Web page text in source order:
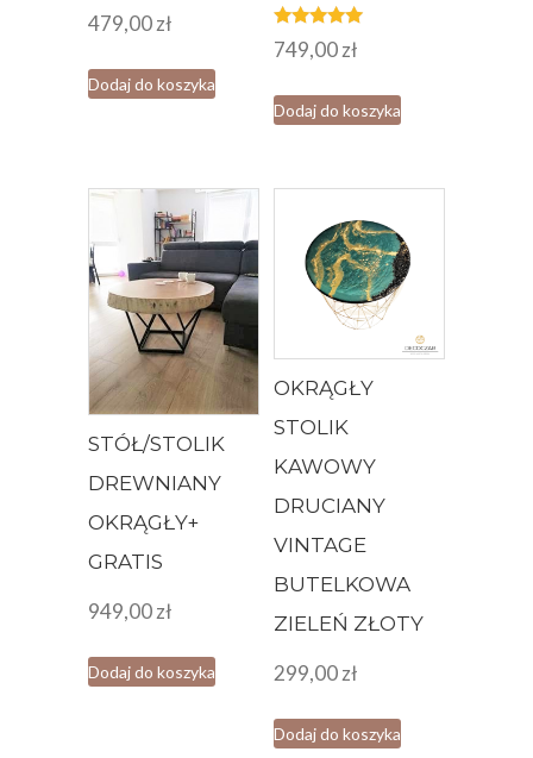
479,00zł
Dodaj do koszyka
Oceniono
5.00
749,00zł
Dodaj do koszyka
STÓŁ/STOLIK
DREWNIANY
OKRĄGŁY+
GRATIS
949,00zł
Dodaj do koszyka
OKRĄGŁY
STOLIK
KAWOWY
DRUCIANY
VINTAGE
BUTELKOWA
ZIELEŃ ZŁOTY
299,00zł
Dodaj do koszyka